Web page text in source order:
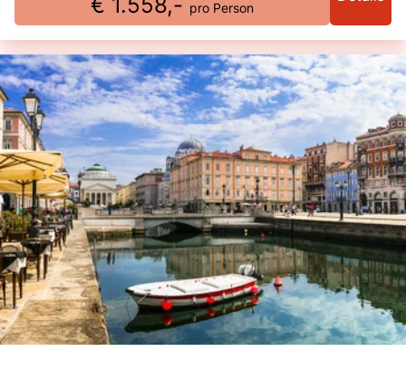
pro Person